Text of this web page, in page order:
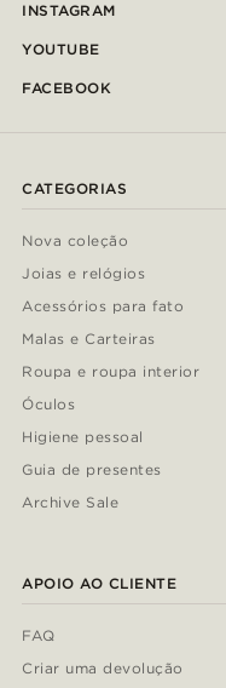
INSTAGRAM
YOUTUBE
FACEBOOK
CATEGORIAS
Nova coleção
Joias e relógios
Acessórios para fato
Malas e Carteiras
Roupa e roupa interior
Óculos
Higiene pessoal
Guia de presentes
Archive Sale
APOIO AO CLIENTE
FAQ
Criar uma devolução